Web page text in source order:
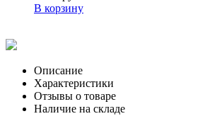
В корзину
Описание
Характеристики
Отзывы о товаре
Наличие на складе